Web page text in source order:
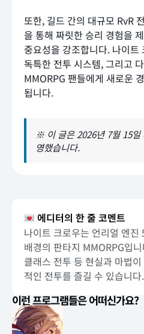
또한, 길드 간의 대규모 RvR
을 통해 짜릿한 승리 경험을
중요성을 강조합니다. 나이트
독특한 전투 시스템, 그리고
MMORPG 팬들에게 새로운
됩니다.
※ 이 글은 2026년 7월 15일
영했습니다.
에디터의 한 줄 코멘트
나이트 크로우는 언리얼 엔
배경의 판타지 MMORPG입
클래스 전투 등 현실과 마법
적인 전투를 즐길 수 있습니다.
이런 프로그램들은 어떠신가요?